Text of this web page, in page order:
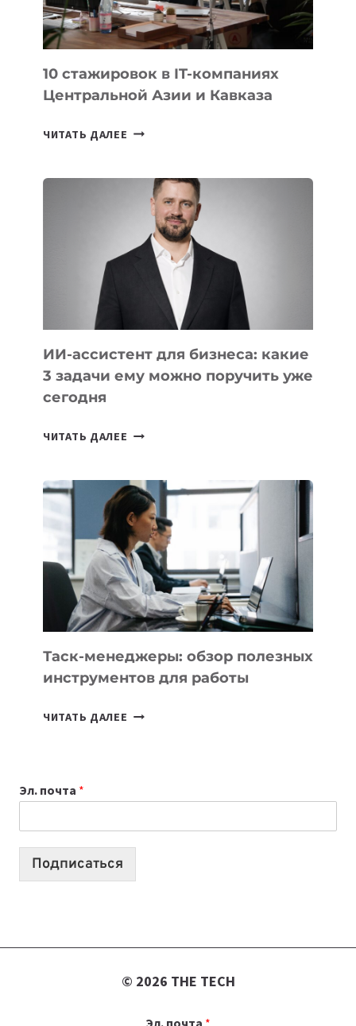
ОЛИМПИАДЕ
ПО
ИИ
10 стажировок в IT-компаниях
Центральной Азии и Кавказа
ЧИТАТЬ ДАЛЕЕ 10
КОМПАНИЯХ
ЦЕНТРАЛЬНОЙ
АЗИИ
КАВКАЗА
ИИ-ассистент для бизнеса: какие
3 задачи ему можно поручить уже
сегодня
ЧИТАТЬ ДАЛЕЕ ИИ-
БИЗНЕСА:
КАКИЕ
3
ЗАДАЧИ
ЕМУ
МОЖНО
ПОРУЧИТЬ
УЖЕ
СЕГОДНЯ
Таск-менеджеры: обзор полезных
инструментов для работы
ЧИТАТЬ ДАЛЕЕ ТАСК-
РАБОТЫ
Эл. почта *
Подписаться
© 2026 THE TECH